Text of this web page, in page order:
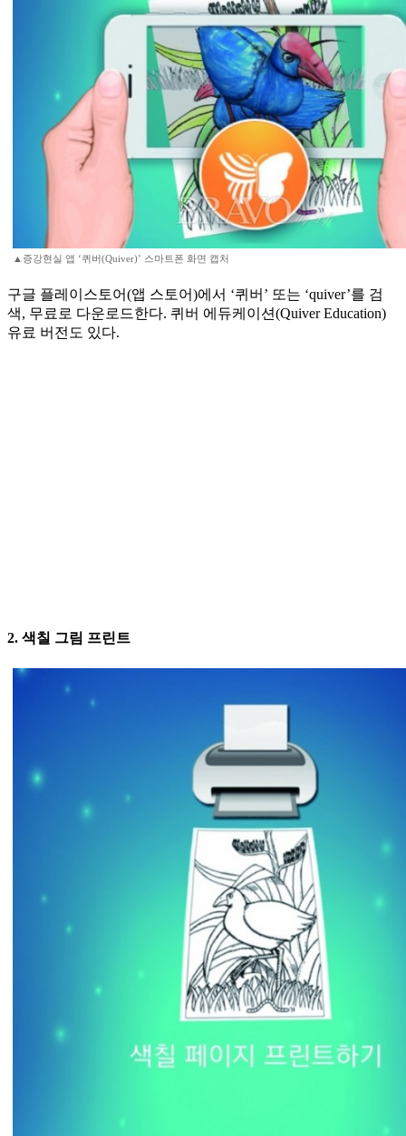
▲증강현실 앱 ‘퀴버(Quiver)’ 스마트폰 화면 캡처
구글 플레이스토어(앱 스토어)에서 ‘퀴버’ 또는 ‘quiver’를 검
색, 무료로 다운로드한다. 퀴버 에듀케이션(Quiver Education)
유료 버전도 있다.
2. 색칠 그림 프린트